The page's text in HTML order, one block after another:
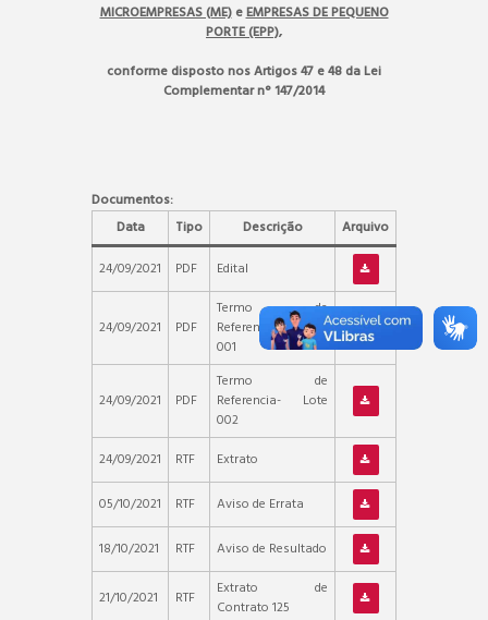
MICROEMPRESAS (ME)eEMPRESAS DE PEQUENO
PORTE (EPP),
conforme disposto nos Artigos 47 e 48 da Lei
Complementar n° 147/2014
Documentos:
Data
Tipo Descrição
Arquivo
24/09/2021
PDF Edital
24/09/2021 PDF
Termo de
Referencia – Lote
001
24/09/2021 PDF
Termo de
Referencia- Lote
002
24/09/2021
RTF Extrato
05/10/2021 RTF Aviso de Errata
18/10/2021 RTF Aviso de Resultado
21/10/2021 RTF
Extrato de
Contrato 125